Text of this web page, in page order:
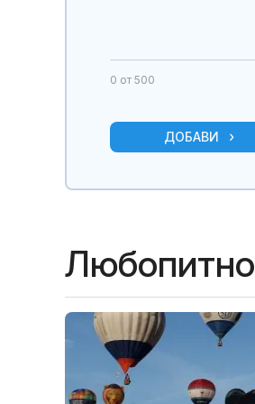
0 от 500
ДОБАВИ
Любопитно